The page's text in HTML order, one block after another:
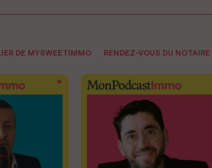
DE MYSWEETIMMO RENDEZ-VOUS DU NOTAIRE